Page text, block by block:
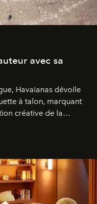
avec sa
Havaianas dévoile
à talon, marquant
créative de la